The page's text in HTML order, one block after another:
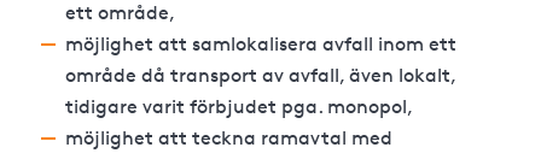
ett område,
möjlighet att samlokalisera avfall inom ett
område då transport av avfall, även lokalt,
tidigare varit förbjudet pga. monopol,
möjlighet att teckna ramavtal med